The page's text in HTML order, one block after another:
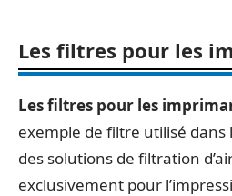
Les filtres pour les
Les filtres pour les
exemple de filtre utilisé dans
des solutions de filtration
exclusivement pour